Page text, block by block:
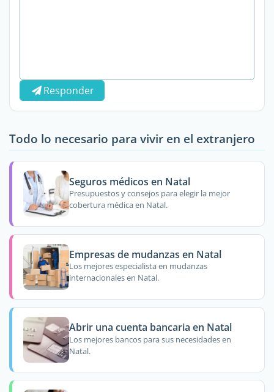
Responder
Todo lo necesario para vivir en el extranjero
Seguros médicos en Natal
Presupuestos y consejos para elegir la mejor
cobertura médica en Natal.
Empresas de mudanzas en Natal
Los mejores especialista en mudanzas
internacionales en Natal.
Abrir una cuenta bancaria en Natal
Los mejores bancos para sus necesidades en
Natal.